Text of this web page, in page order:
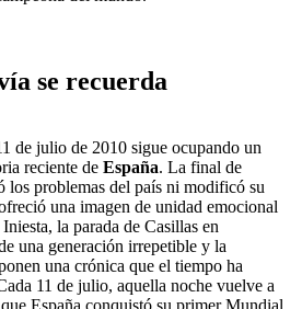
se recuerda
de julio de 2010 sigue ocupando un
reciente de España. La final de
los problemas del país ni modificó su
una imagen de unidad emocional
la parada de Casillas en
una generación irrepetible y la
una crónica que el tiempo ha
11 de julio, aquella noche vuelve a
España conquistó su primer Mundial